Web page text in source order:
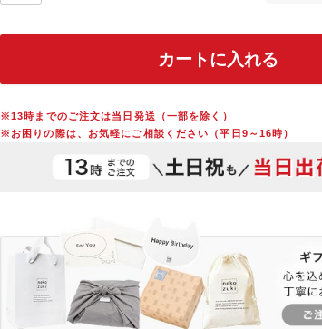
カートに入れる
※13時までのご注文は当日発送（一部を除く）
※お困りの際は、お気軽にご相談ください（平日9～16時）